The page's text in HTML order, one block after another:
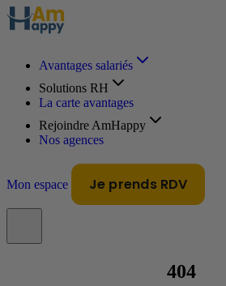
Avantages salariés
Solutions RH
La carte avantages
Rejoindre AmHappy
Nos agences
Mon espace Je prends RDV
404